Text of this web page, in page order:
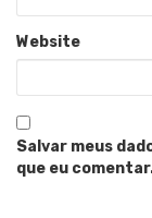
Website
Salvar meus
que eu